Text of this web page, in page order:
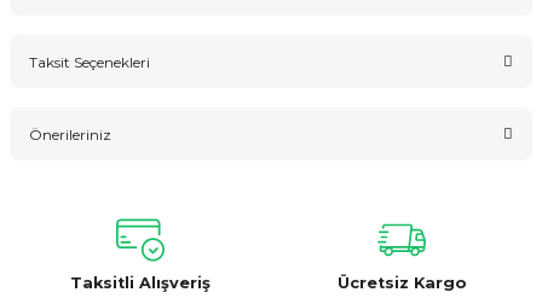
Taksit Seçenekleri
Önerileriniz
konularda yetersiz gördüğünüz noktaları öneri formunu
kullanarak tarafımıza iletebilirsiniz.
Görüş ve önerileriniz için teşekkür ederiz.
Taksitli Alışveriş
Ücretsiz Kargo